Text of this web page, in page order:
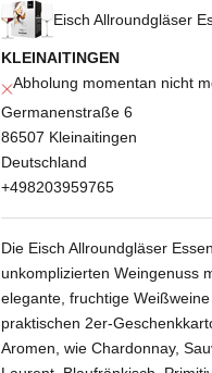
Eisch Allroundgläser
KLEINAITINGEN
Abholung momentan nicht
Germanenstraße 6
86507 Kleinaitingen
Deutschland
+498203959765
Die Eisch Allroundgläser
unkomplizierten Weingenuss
elegante, fruchtige
praktischen 2er-
Aromen, wie Chardonnay,